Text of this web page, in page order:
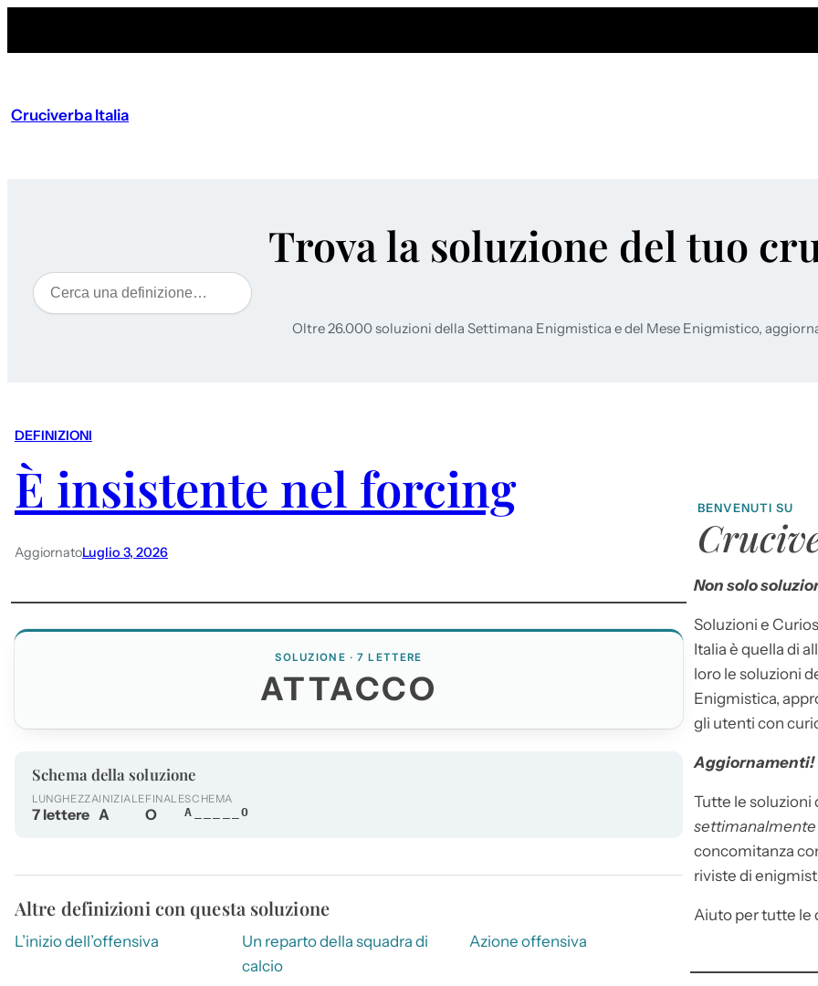
Cruciverba Italia
Trova la soluzione del tuo
Cerca
Oltre 26.000 soluzioni della Settimana Enigmistica e del Mese Enigmistico,
DEFINIZIONI
È insistente nel forcing
AggiornatoLuglio 3, 2026
SOLUZIONE · 7 LETTERE
ATTACCO
Schema della soluzione
LUNGHEZZA
7 lettere
INIZIALE
A
FINALE
O
SCHEMA
A_____O
Altre definizioni con questa soluzione
L’inizio dell’offensiva
Un reparto della squadra di
calcio
Azione offensiva
BENVENUTI SU
Non solo
Soluzioni e
Italia è quella di
loro le soluzioni
Enigmistica,
gli utenti con
Aggiornamenti!
Tutte le soluzioni
settimanalmente
concomitanza
riviste di
Aiuto per tutte le